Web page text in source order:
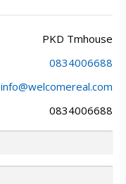
PKD Tmhouse
0834006688
info@welcomereal.com
0834006688